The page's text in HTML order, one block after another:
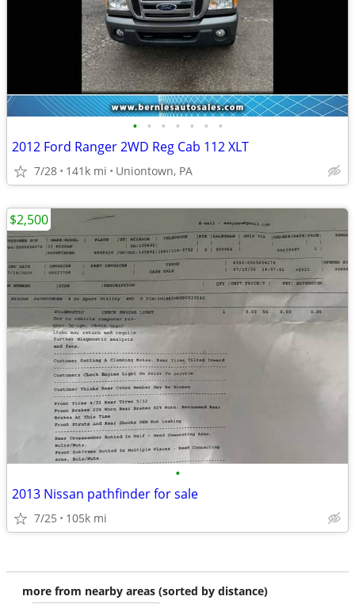
• • • • • • •
2012 Ford Ranger 2WD Reg Cab 112 XLT
7/28 141k mi Uniontown, PA
•
2013 Nissan pathfinder for sale
7/25 105k mi
$2,500
more from nearby areas (sorted by distance)